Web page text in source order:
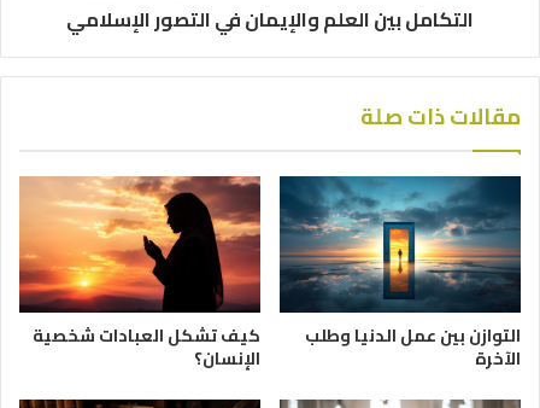
التكامل بين العلم والإيمان في التصور الإسلامي
مقالات ذات صلة
التوازن بين عمل الدنيا وطلب
الآخرة
كيف تشكل العبادات شخصية
الإنسان؟